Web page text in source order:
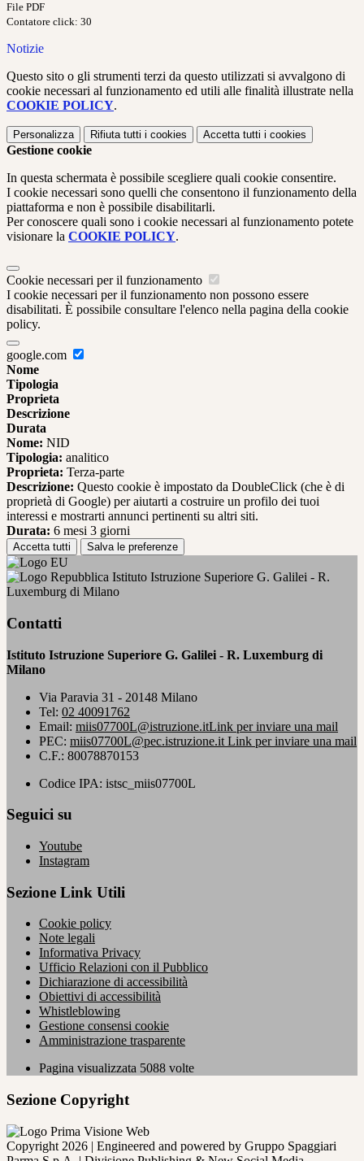
File PDF
Contatore click: 30
Notizie
Questo sito o gli strumenti terzi da questo utilizzati si avvalgono di
cookie necessari al funzionamento ed utili alle finalità illustrate nella
COOKIE POLICY.
Personalizza Rifiuta tutti i cookies Accetta tutti i cookies
Gestione cookie
In questa schermata è possibile scegliere quali cookie consentire.
I cookie necessari sono quelli che consentono il funzionamento della
piattaforma e non è possibile disabilitarli.
Per conoscere quali sono i cookie necessari al funzionamento potete
visionare la COOKIE POLICY.
Cookie necessari per il funzionamento
I cookie necessari per il funzionamento non possono essere
disabilitati. È possibile consultare l'elenco nella pagina della cookie
policy.
google.com
Nome
Tipologia
Proprieta
Descrizione
Durata
Nome: NID
Tipologia: analitico
Proprieta: Terza-parte
Descrizione: Questo cookie è impostato da DoubleClick (che è di
proprietà di Google) per aiutarti a costruire un profilo dei tuoi
interessi e mostrarti annunci pertinenti su altri siti.
Durata: 6 mesi 3 giorni
Accetta tutti Salva le preferenze
Istituto Istruzione Superiore G. Galilei - R.
Luxemburg di Milano
Contatti
Istituto Istruzione Superiore G. Galilei - R. Luxemburg di
Milano
Via Paravia 31 - 20148 Milano
Tel: 02 40091762
Email: miis07700L@istruzione.itLink per inviare una mail
PEC: miis07700L@pec.istruzione.it Link per inviare una mail
C.F.: 80078870153
Codice IPA: istsc_miis07700L
Seguici su
Youtube
Instagram
Sezione Link Utili
Cookie policy
Note legali
Informativa Privacy
Ufficio Relazioni con il Pubblico
Dichiarazione di accessibilità
Obiettivi di accessibilità
Whistleblowing
Gestione consensi cookie
Amministrazione trasparente
Pagina visualizzata 5088 volte
Sezione Copyright
Copyright 2026 | Engineered and powered by Gruppo Spaggiari